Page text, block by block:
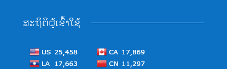
ສະຖິຕິຜູ້ເຂົ້າໃຊ້